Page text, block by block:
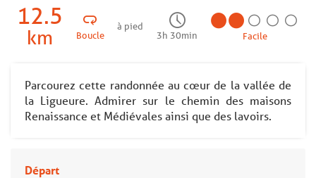
12.5
km Boucle
à pied
3h 30min Facile
Parcourez cette randonnée au cœur de la vallée de
la Ligueure. Admirer sur le chemin des maisons
Renaissance et Médiévales ainsi que des lavoirs.
Départ